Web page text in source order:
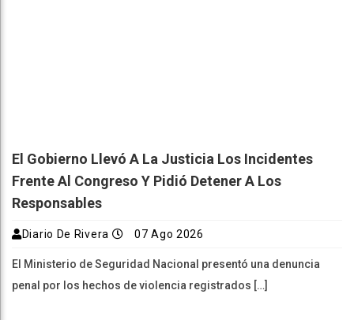
El Gobierno Llevó A La Justicia Los Incidentes
Frente Al Congreso Y Pidió Detener A Los
Responsables
Diario De Rivera 07 Ago 2026
El Ministerio de Seguridad Nacional presentó una denuncia
penal por los hechos de violencia registrados […]